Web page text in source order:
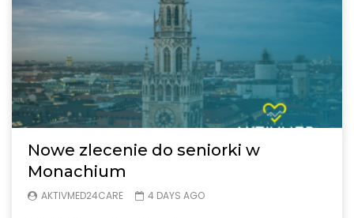
Nowe zlecenie do seniorki w
Monachium
AKTIVMED24CARE 4 DAYS AGO